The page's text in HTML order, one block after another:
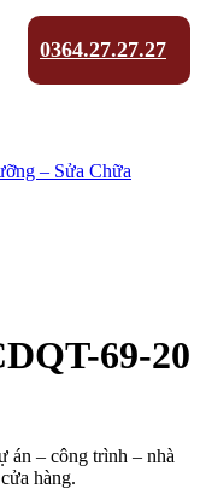
0364.27.27.27
– Sửa Chữa
69-20
án – công trình – nhà
hàng.